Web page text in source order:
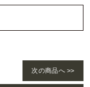
次の商品へ >>